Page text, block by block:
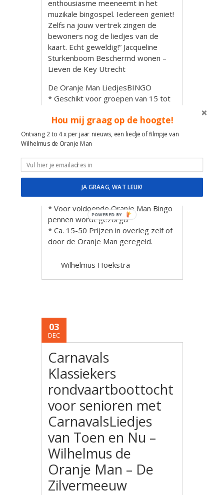
enthousiasme meeneemt in het
muzikale bingospel. Iedereen geniet!
Zelfs na jouw vertrek zingen de
bewoners nog de liedjes van de
kaart. Echt geweldig!” Jacqueline
Sturkenboom Beschermd wonen –
Lieven de Key Utrecht
De Oranje Man LiedjesBINGO
* Geschikt voor groepen van 15 tot
* Tijdsduur: 2 sets met korte pauze
totaal ca. 90 minuten.
* Elke kaart is verschillend
maat toe te voegen
* Thema van de dag of slogan van
bedrijf als speciale editie op kaart
mee te printen
* Voor voldoende Oranje Man Bingo
pennen wordt gezorgd
* Ca. 15-50 Prijzen in overleg zelf of
door de Oranje Man geregeld.
Wilhelmus Hoekstra
03
DEC
Carnavals
Klassiekers
rondvaartboottocht
voor senioren met
CarnavalsLiedjes
van Toen en Nu –
Wilhelmus de
Oranje Man – De
Zilvermeeuw
Hou mij graag op de hoogte!
Ontvang 2 to 4 x per jaar nieuws, een liedje of filmpje van
Wilhelmus de Oranje Man
JA GRAAG, WAT LEUK!
POWERED BY